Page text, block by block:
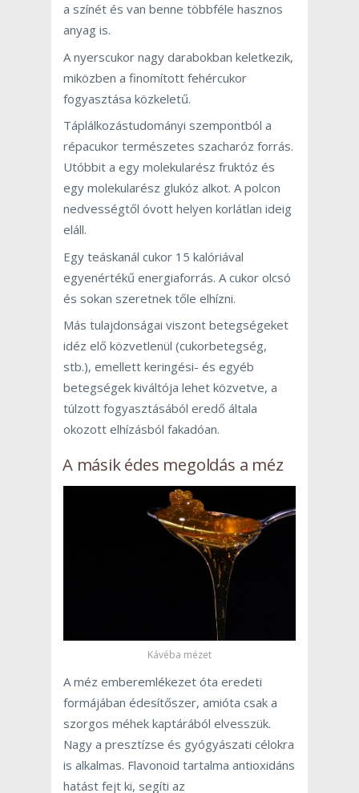
a színét és van benne többféle hasznos
anyag is.
A nyerscukor nagy darabokban keletkezik,
miközben a finomított fehércukor
fogyasztása közkeletű.
Táplálkozástudományi szempontból a
répacukor természetes szacharóz forrás.
Utóbbit a egy molekularész fruktóz és
egy molekularész glukóz alkot. A polcon
nedvességtől óvott helyen korlátlan ideig
eláll.
Egy teáskanál cukor 15 kalóriával
egyenértékű energiaforrás. A cukor olcsó
és sokan szeretnek tőle elhízni.
Más tulajdonságai viszont betegségeket
idéz elő közvetlenül (cukorbetegség,
stb.), emellett keringési- és egyéb
betegségek kiváltója lehet közvetve, a
túlzott fogyasztásából eredő általa
okozott elhízásból fakadóan.
A másik édes megoldás a méz
Kávéba mézet
A méz emberemlékezet óta eredeti
formájában édesítőszer, amióta csak a
szorgos méhek kaptárából elvesszük.
Nagy a presztízse és gyógyászati célokra
is alkalmas. Flavonoid tartalma antioxidáns
hatást fejt ki, segíti az